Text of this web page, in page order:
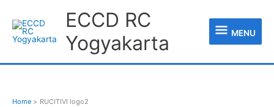
content
ECCD RC
Yogyakarta
MENU
Home RUCITIVI logo2